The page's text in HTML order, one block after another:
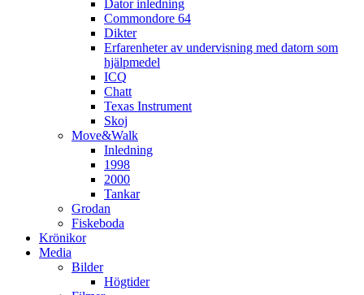
Dator inledning
Commondore 64
Dikter
Erfarenheter av undervisning med datorn som
hjälpmedel
ICQ
Chatt
Texas Instrument
Skoj
Move&Walk
Inledning
1998
2000
Tankar
Grodan
Fiskeboda
Krönikor
Media
Bilder
Högtider